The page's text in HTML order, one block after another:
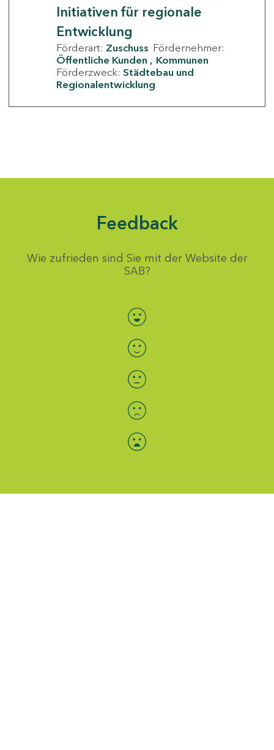
Initiativen für regionale
Entwicklung
Förderart: Zuschuss Fördernehmer:
Öffentliche Kunden
Kommunen
Förderzweck: Städtebau und
Regionalentwicklung
Feedback
Wie zufrieden sind Sie mit der Website der
SAB?
Bewertung auswählen